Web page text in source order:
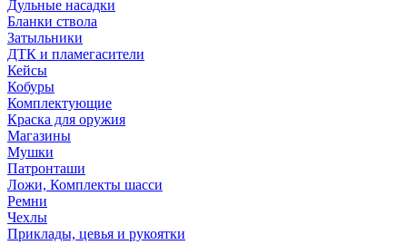
Дульные насадки
Бланки ствола
Затыльники
ДТК и пламегасители
Кейсы
Кобуры
Комплектующие
Краска для оружия
Магазины
Мушки
Патронташи
Ложи, Комплекты шасси
Ремни
Чехлы
Приклады, цевья и рукоятки